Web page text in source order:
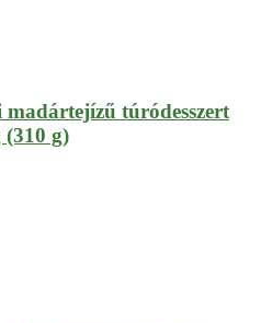
túródesszert
(310 g)